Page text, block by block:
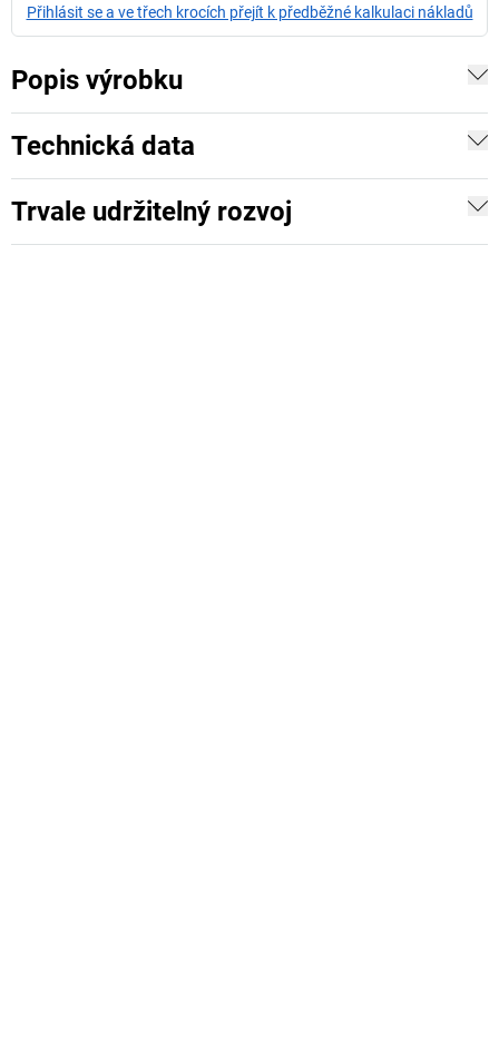
Přihlásit se a ve třech krocích přejít k předběžné kalkulaci nákladů
Popis výrobku
Technická data
Trvale udržitelný rozvoj